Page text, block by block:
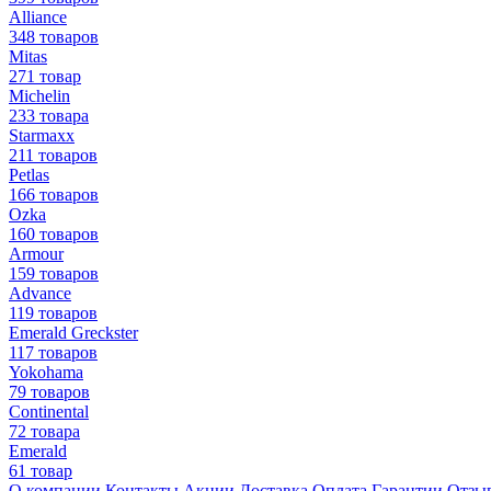
Alliance
348 товаров
Mitas
271 товар
Michelin
233 товара
Starmaxx
211 товаров
Petlas
166 товаров
Ozka
160 товаров
Armour
159 товаров
Advance
119 товаров
Emerald Greckster
117 товаров
Yokohama
79 товаров
Continental
72 товара
Emerald
61 товар